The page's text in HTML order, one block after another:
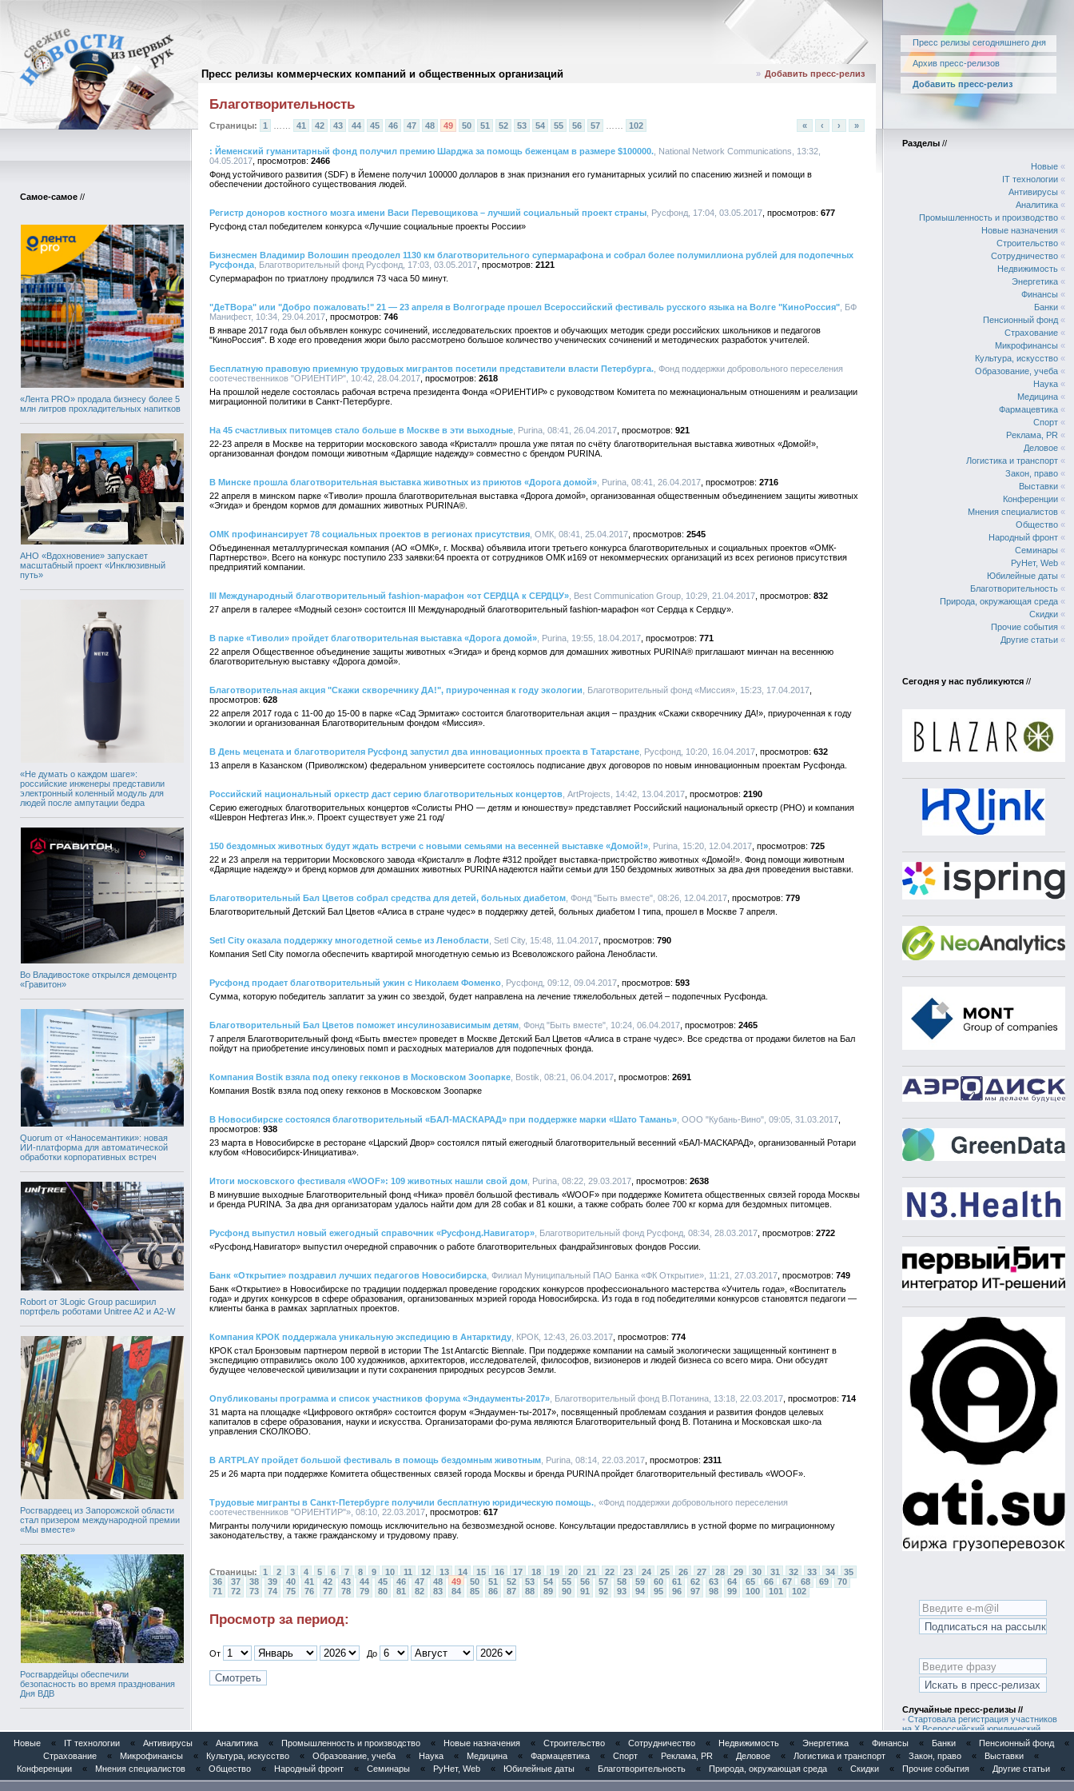
Пресс релизы коммерческих компаний и общественных организаций
Пресс релизы сегодняшнего дня
Архив пресс-релизов
Добавить пресс-релиз
Самое-самое //
«Лента PRO» продала бизнесу более 5
млн литров прохладительных напитков
АНО «Вдохновение» запускает
масштабный проект «Инклюзивный
путь»
«Не думать о каждом шаге»:
российские инженеры представили
электронный коленный модуль для
людей после ампутации бедра
Во Владивостоке открылся демоцентр
«Гравитон»
Quorum от «Наносемантики»: новая
ИИ-платформа для автоматической
обработки корпоративных встреч
Robort от 3Logic Group расширил
портфель роботами Unitree A2 и A2-W
Росгвардеец из Запорожской области
стал призером международной премии
«Мы вместе»
Росгвардейцы обеспечили
безопасность во время празднования
Дня ВДВ
Архив пресс-релизов// » Добавить пресс-релиз
Благотворительность
Страницы: 1 41 42 43 44 45 46 47 48 49 50 51 52 53 54 55 56 57 102 « ‹ › »
: Йеменский гуманитарный фонд получил премию Шарджа за помощь беженцам в размере $100000. , National Network Communications, 13:32,
04.05.2017
2466
Фонд устойчивого развития (SDF) в Йемене получил 100000 долларов в знак признания его гуманитарных усилий по спасению жизней и помощи в
обеспечении достойного существования людей.
Регистр доноров костного мозга имени Васи Перевощикова – лучший социальный проект страны , Русфонд, 17:04, 03.05.2017
677
Русфонд стал победителем конкурса «Лучшие социальные проекты России»
Бизнесмен Владимир Волошин преодолел 1130 км благотворительного супермарафона и собрал более полумиллиона рублей для подопечных
Русфонда , Благотворительный фонд Русфонд, 17:03, 03.05.2017
2121
Супермарафон по триатлону продлился 73 часа 50 минут.
"ДеТВора" или "Добро пожаловать!" 21 — 23 апреля в Волгограде прошел Всероссийский фестиваль русского языка на Волге "КиноРоссия" , БФ
Манифест, 10:34, 29.04.2017
746
В январе 2017 года был объявлен конкурс сочинений, исследовательских проектов и обучающих методик среди российских школьников и педагогов
"КиноРоссия". В ходе его проведения жюри было рассмотрено большое количество ученических сочинений и методических разработок учителей.
Бесплатную правовую приемную трудовых мигрантов посетили представители власти Петербурга. , Фонд поддержки добровольного переселения
соотечественников "ОРИЕНТИР", 10:42, 28.04.2017
2618
На прошлой неделе состоялась рабочая встреча президента Фонда «ОРИЕНТИР» с руководством Комитета по межнациональным отношениям и реализации
миграционной политики в Санкт-Петербурге.
На 45 счастливых питомцев стало больше в Москве в эти выходные , Purina, 08:41, 26.04.2017
921
22-23 апреля в Москве на территории московского завода «Кристалл» прошла уже пятая по счёту благотворительная выставка животных «Домой!»,
организованная фондом помощи животным «Дарящие надежду» совместно с брендом PURINA.
В Минске прошла благотворительная выставка животных из приютов «Дорога домой» , Purina, 08:41, 26.04.2017
2716
22 апреля в минском парке «Тиволи» прошла благотворительная выставка «Дорога домой», организованная общественным объединением защиты животных
«Эгида» и брендом кормов для домашних животных PURINA®.
ОМК профинансирует 78 социальных проектов в регионах присутствия , ОМК, 08:41, 25.04.2017
2545
Объединенная металлургическая компания (АО «ОМК», г. Москва) объявила итоги третьего конкурса благотворительных и социальных проектов «ОМК-
Партнерство». Всего на конкурс поступило 233 заявки:64 проекта от сотрудников ОМК и169 от некоммерческих организаций из всех регионов присутствия
предприятий компании.
III Международный благотворительный fashion-марафон «от СЕРДЦА к СЕРДЦУ» , Best Communication Group, 10:29, 21.04.2017
832
27 апреля в галерее «Модный сезон» состоится III Международный благотворительный fashion-марафон «от Сердца к Сердцу».
В парке «Тиволи» пройдет благотворительная выставка «Дорога домой» , Purina, 19:55, 18.04.2017
771
22 апреля Общественное объединение защиты животных «Эгида» и бренд кормов для домашних животных PURINA® приглашают минчан на весеннюю
благотворительную выставку «Дорога домой».
Благотворительная акция "Скажи скворечнику ДА!", приуроченная к году экологии , Благотворительный фонд «Миссия», 15:23, 17.04.2017
628
22 апреля 2017 года с 11-00 до 15-00 в парке «Сад Эрмитаж» состоится благотворительная акция – праздник «Скажи скворечнику ДА!», приуроченная к году
экологии и организованная Благотворительным фондом «Миссия».
В День мецената и благотворителя Русфонд запустил два инновационных проекта в Татарстане , Русфонд, 10:20, 16.04.2017
632
13 апреля в Казанском (Приволжском) федеральном университете состоялось подписание двух договоров по новым инновационным проектам Русфонда.
Российский национальный оркестр даст серию благотворительных концертов , ArtProjects, 14:42, 13.04.2017
2190
Серию ежегодных благотворительных концертов «Солисты РНО — детям и юношеству» представляет Российский национальный оркестр (РНО) и компания
«Шеврон Нефтегаз Инк.». Проект существует уже 21 год/
150 бездомных животных будут ждать встречи с новыми семьями на весенней выставке «Домой!» , Purina, 15:20, 12.04.2017
725
22 и 23 апреля на территории Московского завода «Кристалл» в Лофте #312 пройдет выставка-пристройство животных «Домой!». Фонд помощи животным
«Дарящие надежду» и бренд кормов для домашних животных PURINA надеются найти семьи для 150 бездомных животных за два дня проведения выставки.
Благотворительный Бал Цветов собрал средства для детей, больных диабетом , Фонд "Быть вместе", 08:26, 12.04.2017
779
Благотворительный Детский Бал Цветов «Алиса в стране чудес» в поддержку детей, больных диабетом I типа, прошел в Москве 7 апреля.
Setl City оказала поддержку многодетной семье из Ленобласти , Setl City, 15:48, 11.04.2017
790
Компания Setl City помогла обеспечить квартирой многодетную семью из Всеволожского района Ленобласти.
Русфонд продает благотворительный ужин с Николаем Фоменко , Русфонд, 09:12, 09.04.2017
593
Сумма, которую победитель заплатит за ужин со звездой, будет направлена на лечение тяжелобольных детей – подопечных Русфонда.
Благотворительный Бал Цветов поможет инсулинозависимым детям , Фонд "Быть вместе", 10:24, 06.04.2017
2465
7 апреля Благотворительный фонд «Быть вместе» проведет в Москве Детский Бал Цветов «Алиса в стране чудес». Все средства от продажи билетов на Бал
пойдут на приобретение инсулиновых помп и расходных материалов для подопечных фонда.
Компания Bostik взяла под опеку гекконов в Московском Зоопарке , Bostik, 08:21, 06.04.2017
2691
Компания Bostik взяла под опеку гекконов в Московском Зоопарке
В Новосибирске состоялся благотворительный «БАЛ-МАСКАРАД» при поддержке марки «Шато Тамань» , ООО "Кубань-Вино", 09:05, 31.03.2017
938
23 марта в Новосибирске в ресторане «Царский Двор» состоялся пятый ежегодный благотворительный весенний «БАЛ-МАСКАРАД», организованный Ротари
клубом «Новосибирск-Инициатива».
Итоги московского фестиваля «WOOF»: 109 животных нашли свой дом , Purina, 08:22, 29.03.2017
2638
В минувшие выходные Благотворительный фонд «Ника» провёл большой фестиваль «WOOF» при поддержке Комитета общественных связей города Москвы
и бренда PURINA. За два дня организаторам удалось найти дом для 28 собак и 81 кошки, а также собрать более 700 кг корма для бездомных питомцев.
Русфонд выпустил новый ежегодный справочник «Русфонд.Навигатор» , Благотворительный фонд Русфонд, 08:34, 28.03.2017
2722
«Русфонд.Навигатор» выпустил очередной справочник о работе благотворительных фандрайзинговых фондов России.
Банк «Открытие» поздравил лучших педагогов Новосибирска , Филиал Муниципальный ПАО Банка «ФК Открытие», 11:21, 27.03.2017
749
Банк «Открытие» в Новосибирске по традиции поддержал проведение городских конкурсов профессионального мастерства «Учитель года», «Воспитатель
года» и других конкурсов в сфере образования, организованных мэрией города Новосибирска. Из года в год победителями конкурсов становятся педагоги —
клиенты банка в рамках зарплатных проектов.
Компания КРОК поддержала уникальную экспедицию в Антарктиду , КРОК, 12:43, 26.03.2017
774
КРОК стал Бронзовым партнером первой в истории The 1st Antarctic Biennale. При поддержке компании на самый экологически защищенный континент в
экспедицию отправились около 100 художников, архитекторов, исследователей, философов, визионеров и людей бизнеса со всего мира. Они обсудят
будущее человеческой цивилизации и пути сохранения природных ресурсов Земли.
Опубликованы программа и список участников форума «Эндаументы-2017» , Благотворительный фонд В.Потанина, 13:18, 22.03.2017
714
31 марта на площадке «Цифрового октября» состоится форум «Эндаумен-ты-2017», посвященный проблемам создания и развития фондов целевых
капиталов в сфере образования, науки и искусства. Организаторами фо-рума являются Благотворительный фонд В. Потанина и Московская шко-ла
управления СКОЛКОВО.
В ARTPLAY пройдет большой фестиваль в помощь бездомным животным , Purina, 08:14, 22.03.2017
2311
25 и 26 марта при поддержке Комитета общественных связей города Москвы и бренда PURINA пройдет благотворительный фестиваль «WOOF».
Трудовые мигранты в Санкт-Петербурге получили бесплатную юридическую помощь. , «Фонд поддержки добровольного переселения
соотечественников "ОРИЕНТИР"», 08:10, 22.03.2017
617
Мигранты получили юридическую помощь исключительно на безвозмездной основе. Консультации предоставлялись в устной форме по миграционному
законодательству, а также гражданскому и трудовому праву.
Страницы: 1 2 3 4 5 6 7 8 9 10 11 12 13 14 15 16 17 18 19 20 21 22 23 24 25 26 27 28 29 30 31 32 33 34
35
36
37 38 39 40 41 42 43 44 45 46 47 48 49 50 51 52 53 54 55 56 57 58 59 60 61 62 63 64 65 66 67 68 69
70
71
72 73 74 75 76 77 78 79 80 81 82 83 84 85 86 87 88 89 90 91 92 93 94 95 96 97 98 99 100 101 102
Просмотр за период:
От До
Разделы //
Новые «
IT технологии «
Антивирусы «
Аналитика «
Промышленность и производство «
Новые назначения «
Строительство «
Сотрудничество «
Недвижимость «
Энергетика «
Финансы «
Банки «
Пенсионный фонд «
Страхование «
Микрофинансы «
Культура, искусство «
Образование, учеба «
Наука «
Медицина «
Фармацевтика «
Спорт «
Реклама, PR «
Деловое «
Логистика и транспорт «
Закон, право «
Выставки «
Конференции «
Мнения специалистов «
Общество «
Народный фронт «
Семинары «
РуНет, Web «
Юбилейные даты «
Благотворительность «
Природа, окружающая среда «
Скидки «
Прочие события «
Другие статьи «
Сегодня у нас публикуются //
Случайные пресс-релизы //
• Стартовала регистрация участников
на X Всероссийский юридический
•Анализ рынка ЛКМ для разметки дорог
в России
•Анализ рынка красок
полиграфических для глубокой печати
Новые « IT технологии « Антивирусы « Аналитика « Промышленность и производство « Новые назначения « Строительство « Сотрудничество « Недвижимость « Энергетика « Финансы « Банки « Пенсионный фонд
«
Страхование
« Микрофинансы « Культура, искусство « Образование, учеба « Наука « Медицина « Фармацевтика « Спорт « Реклама, PR « Деловое « Логистика и транспорт « Закон, право « Выставки
«
Конференции
« Мнения специалистов « Общество « Народный фронт « Семинары « РуНет, Web « Юбилейные даты « Благотворительность « Природа, окружающая среда « Скидки « Прочие события « Другие статьи «